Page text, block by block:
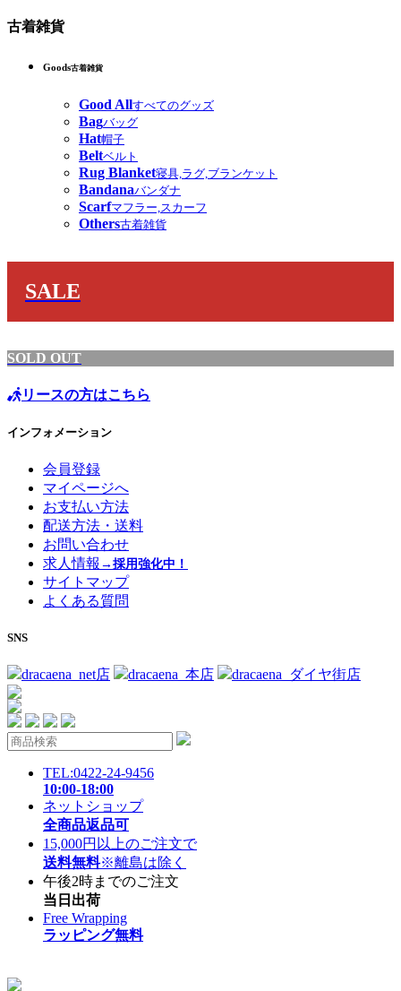
古着雑貨
Goods古着雑貨
Good Allすべてのグッズ
Bagバッグ
Hat帽子
Beltベルト
Rug Blanket寝具,ラグ,ブランケット
Bandanaバンダナ
Scarfマフラー,スカーフ
Others古着雑貨
SALE
SOLD OUT
リースの方はこちら
インフォメーション
会員登録
マイページへ
お支払い方法
配送方法・送料
お問い合わせ
求人情報 →採用強化中！
サイトマップ
よくある質問
SNS
dracaena_net店 dracaena_本店 dracaena_ダイヤ街店
TEL:0422-24-9456
10:00-18:00
ネットショップ
全商品返品可
15,000円以上のご注文で
送料無料※離島は除く
午後2時までのご注文
当日出荷
Free Wrapping
ラッピング無料